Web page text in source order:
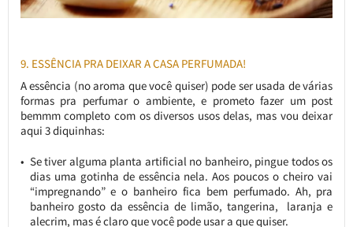
9. ESSÊNCIA PRA DEIXAR A CASA PERFUMADA!
A essência (no aroma que você quiser) pode ser usada de várias
formas pra perfumar o ambiente, e prometo fazer um post
bemmm completo com os diversos usos delas, mas vou deixar
aqui 3 diquinhas:
Se tiver alguma planta artificial no banheiro, pingue todos os
dias uma gotinha de essência nela. Aos poucos o cheiro vai
“impregnando” e o banheiro fica bem perfumado. Ah, pra
banheiro gosto da essência de limão, tangerina, laranja e
alecrim, mas é claro que você pode usar a que quiser.